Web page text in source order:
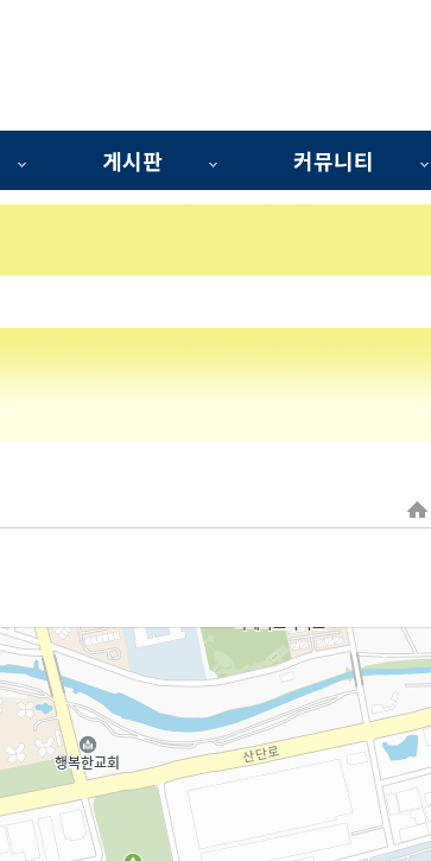
게시판
커뮤니티